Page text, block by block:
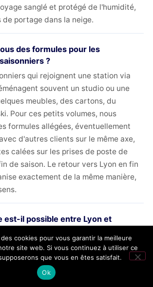
sanglé et protégé de l'humidité,
de portage dans la neige.
des formules pour les
?
qui rejoignent une station via
souvent un studio ou une
meubles, des cartons, du
Pour ces petits volumes, nous
formules allégées, éventuellement
d'autres clients sur le même axe,
calées sur les prises de poste de
de saison. Le retour vers Lyon en fin
exactement de la même manière,
est-il possible entre Lyon et
pertinent sur un axe
Le groupage consiste à mutualiser
dans un même camion :
cookies pour vous garantir la meilleure
site web. Si vous continuez à utiliser ce
que vous en êtes satisfait.
Ok